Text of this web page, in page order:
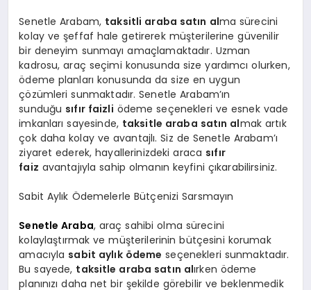
Senetle Arabam, taksitli araba satın alma sürecini
kolay ve şeffaf hale getirerek müşterilerine güvenilir
bir deneyim sunmayı amaçlamaktadır. Uzman
kadrosu, araç seçimi konusunda size yardımcı olurken,
ödeme planları konusunda da size en uygun
çözümleri sunmaktadır. Senetle Arabam’ın
sunduğu sıfır faizli ödeme seçenekleri ve esnek vade
imkanları sayesinde, taksitle araba satın almak artık
çok daha kolay ve avantajlı. Siz de Senetle Arabam’ı
ziyaret ederek, hayallerinizdeki araca sıfır
faiz avantajıyla sahip olmanın keyfini çıkarabilirsiniz.
Sabit Aylık Ödemelerle Bütçenizi Sarsmayın
Senetle Araba, araç sahibi olma sürecini
kolaylaştırmak ve müşterilerinin bütçesini korumak
amacıyla sabit aylık ödeme seçenekleri sunmaktadır.
Bu sayede, taksitle araba satın alırken ödeme
planınızı daha net bir şekilde görebilir ve beklenmedik